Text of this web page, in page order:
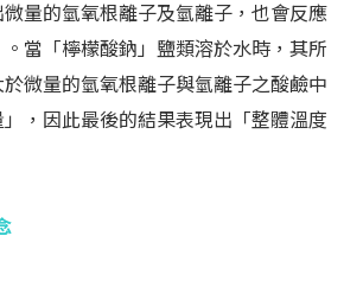
量的氫氧根離子及氫離子，也會反應
當「檸檬酸鈉」鹽類溶於水時，其所
於微量的氫氧根離子與氫離子之酸鹼中
，因此最後的結果表現出「整體溫度